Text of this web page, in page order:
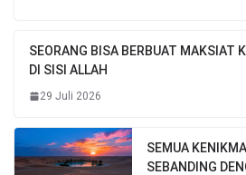
SEORANG BISA BERBUAT MAKSIAT
DI SISI ALLAH
29 Juli 2026
SEMUA
SEBANDING